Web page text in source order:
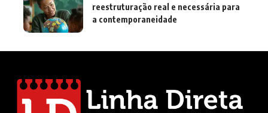
reestruturação real e necessária para
a contemporaneidade